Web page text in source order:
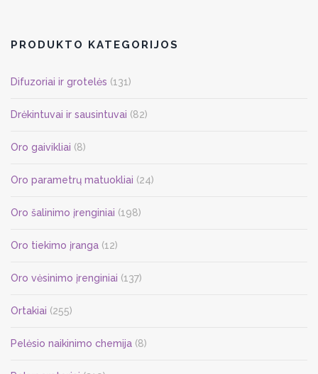
PRODUKTO KATEGORIJOS
Difuzoriai ir grotelės (131)
Drėkintuvai ir sausintuvai (82)
Oro gaivikliai (8)
Oro parametrų matuokliai (24)
Oro šalinimo įrenginiai (198)
Oro tiekimo įranga (12)
Oro vėsinimo įrenginiai (137)
Ortakiai (255)
Pelėsio naikinimo chemija (8)